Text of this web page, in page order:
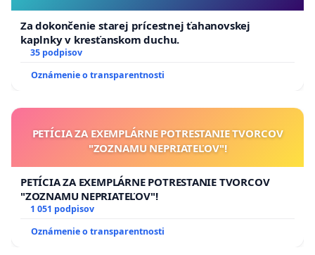
Za dokončenie starej prícestnej ťahanovskej
kaplnky v kresťanskom duchu.
35 podpisov
Oznámenie o transparentnosti
PETÍCIA ZA EXEMPLÁRNE POTRESTANIE TVORCOV
"ZOZNAMU NEPRIATEĽOV"!
PETÍCIA ZA EXEMPLÁRNE POTRESTANIE TVORCOV
"ZOZNAMU NEPRIATEĽOV"!
1 051 podpisov
Oznámenie o transparentnosti